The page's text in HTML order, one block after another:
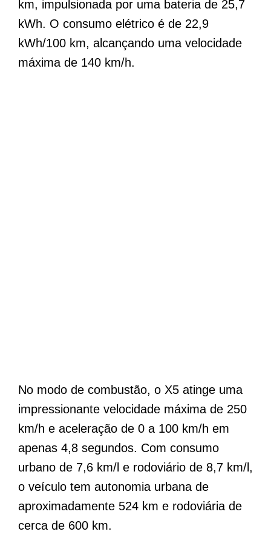
km, impulsionada por uma bateria de 25,7
kWh. O consumo elétrico é de 22,9
kWh/100 km, alcançando uma velocidade
máxima de 140 km/h.
No modo de combustão, o X5 atinge uma
impressionante velocidade máxima de 250
km/h e aceleração de 0 a 100 km/h em
apenas 4,8 segundos. Com consumo
urbano de 7,6 km/l e rodoviário de 8,7 km/l,
o veículo tem autonomia urbana de
aproximadamente 524 km e rodoviária de
cerca de 600 km.